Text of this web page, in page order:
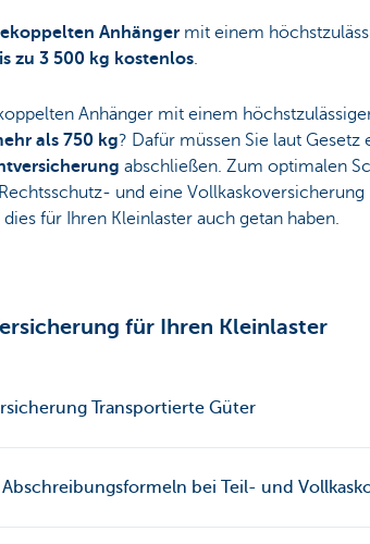
Anhängermit einem
zu 3 500 kg kostenlos.
Anhänger mit einem
als 750 kg? Dafür müssen Sie laut Gesetz
abschließen. Zum optimalen
und eine Vollkaskoversicherung
für Ihren Kleinlaster auch getan haben.
für Ihren Kleinlaster
Transportierte Güter
Abschreibungsformeln bei Teil- und